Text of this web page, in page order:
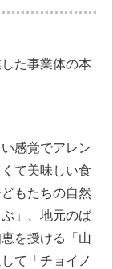
た事業体の本
感覚でアレン
て美味しい食
もたちの自然
」、地元のば
を授ける「山
て「チョイノ